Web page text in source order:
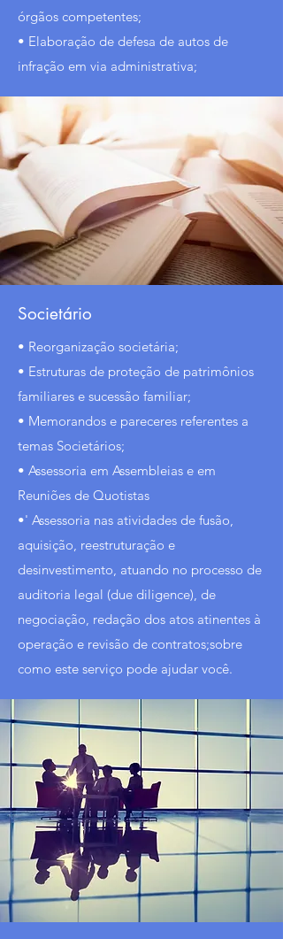
Societário
• Reorganização societária;
• Estruturas de proteção de patrimônios
familiares e sucessão familiar;
• Memorandos e pareceres referentes a
temas Societários;
• Assessoria em Assembleias e em
Reuniões de Quotistas
•' Assessoria nas atividades de fusão,
aquisição, reestruturação e
desinvestimento, atuando no processo de
auditoria legal (due diligence), de
negociação, redação dos atos atinentes à
operação e revisão de contratos;sobre
como este serviço pode ajudar você.
órgãos competentes;
• Elaboração de defesa de autos de
infração em via administrativa;